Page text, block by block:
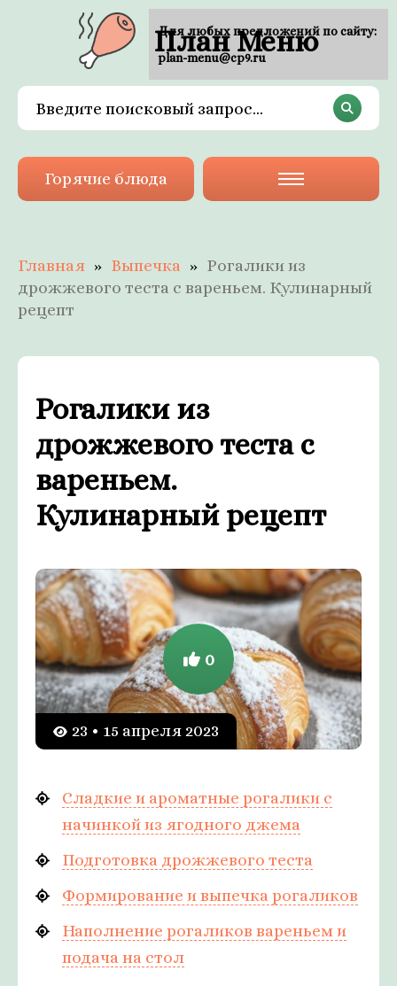
План Меню
Горячие блюда
Главная Выпечка
Рогалики из
дрожжевого теста с вареньем. Кулинарный
рецепт
Рогалики из
дрожжевого теста с
вареньем.
Кулинарный рецепт
23 • 15 апреля 2023
0
Сладкие и ароматные рогалики с
начинкой из ягодного джема
Подготовка дрожжевого теста
Формирование и выпечка рогаликов
Наполнение рогаликов вареньем и
подача на стол
Для любых предложений по сайту:
plan-menu@cp9.ru